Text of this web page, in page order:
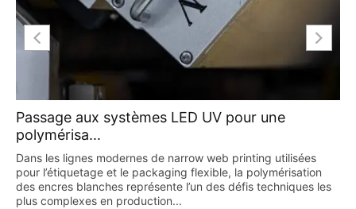
Passage aux systèmes LED UV pour une
polymérisa...
Dans les lignes modernes de narrow web printing utilisées
pour l’étiquetage et le packaging flexible, la polymérisation
des encres blanches représente l’un des défis techniques les
plus complexes en production...